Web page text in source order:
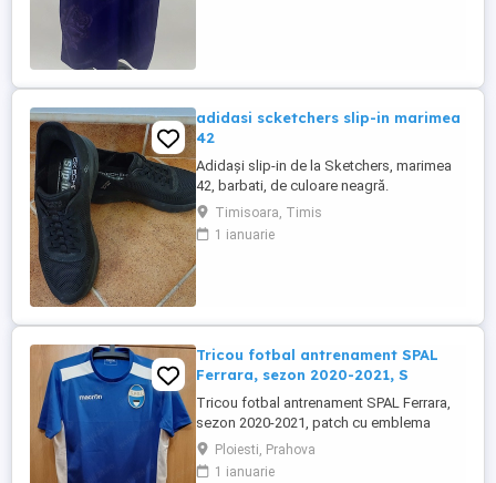
adidasi scketchers slip-in marimea
42
Adidași slip-in de la Sketchers, marimea
42, barbati, de culoare neagră.
Comoditatea și designul simplu fac acești
adidași o alegere ideală pentru ținutele
casual. Potriviți pentru o varietate de
Timisoara, Timis
1 ianuarie
Tricou fotbal antrenament SPAL
Ferrara, sezon 2020-2021, S
Tricou fotbal antrenament SPAL Ferrara,
sezon 2020-2021, patch cu emblema
clubului, purtat o singura data Marime: S
Dimensiuni (cm): Maneci 22, Umeri 39,
Ploiesti, Prahova
1 ianuarie